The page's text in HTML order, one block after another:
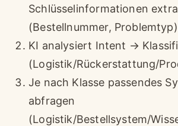
Schlüsselinformationen
(Bestellnummer, Problemtyp)
KI analysiert Intent →
(Logistik/Rückerstattung/
Je nach Klasse passendes
abfragen
(Logistik/Bestellsystem/